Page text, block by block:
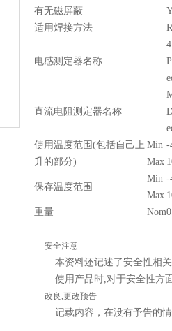
有无磁屏蔽
适用焊接方法
电感测定器名称
直流电阻测定器名称
使用温度范围(包括自己上
升的部分)
Min -
Max
保存温度范围
Min -
Max
重量
Nom
安全注意
本资料还记述了安全性相
使用产品时,对于安全性方
改良,更改预告
记载内容，在没有予告的